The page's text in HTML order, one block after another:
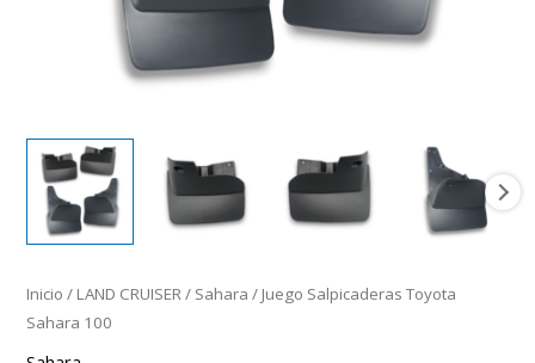
Inicio / LAND CRUISER/ Sahara / Juego Salpicaderas Toyota
Sahara 100